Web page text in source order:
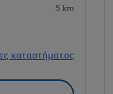
5 km
καταστήματος